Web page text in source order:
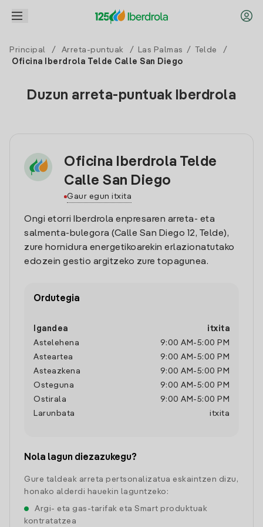
Principal / Arreta-puntuak / Las Palmas / Telde
/
Oficina Iberdrola Telde Calle San Diego
Duzun arreta-puntuak Iberdrola
Oficina Iberdrola Telde
Calle San Diego
Gaur egun itxita
Ongi etorri Iberdrola enpresaren arreta- eta
salmenta-bulegora (Calle San Diego 12, Telde),
zure hornidura energetikoarekin erlazionatutako
edozein gestio argitzeko zure topagunea.
Ordutegia
Igandea
itxita
Astelehena
9:00 AM -5:00 PM
Asteartea
9:00 AM -5:00 PM
Asteazkena
9:00 AM -5:00 PM
Osteguna
9:00 AM -5:00 PM
Ostirala
9:00 AM -5:00 PM
Larunbata
itxita
Nola lagun diezazukegu?
Gure taldeak arreta pertsonalizatua eskaintzen dizu,
honako alderdi hauekin laguntzeko:
Argi- eta gas-tarifak eta Smart produktuak
kontratatzea